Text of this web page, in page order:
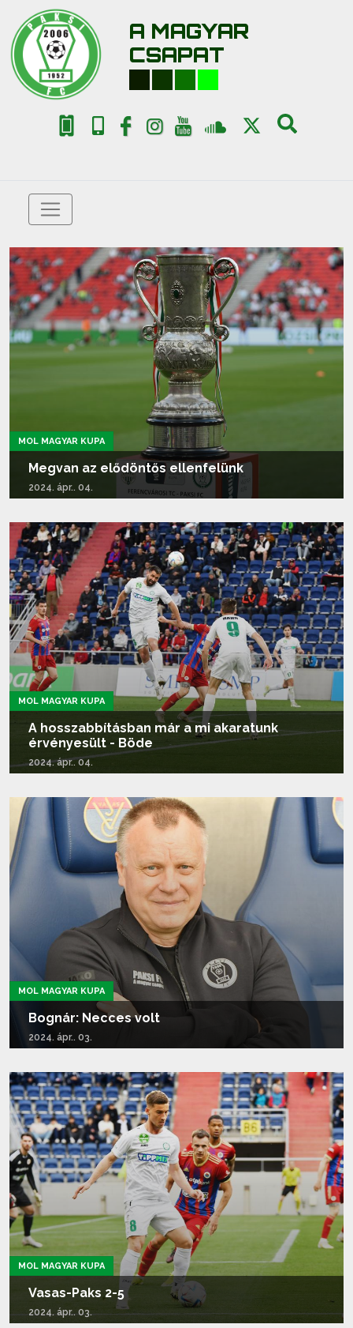
A MAGYAR
CSAPAT
MOL MAGYAR KUPA
Megvan az elődöntős ellenfelünk
2024. ápr.. 04.
MOL MAGYAR KUPA
A hosszabbításban már a mi akaratunk
érvényesült - Böde
2024. ápr.. 04.
MOL MAGYAR KUPA
Bognár: Necces volt
2024. ápr.. 03.
MOL MAGYAR KUPA
Vasas-Paks 2-5
2024. ápr.. 03.